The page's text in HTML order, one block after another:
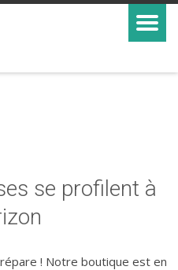
se profilent à
! Notre boutique est en